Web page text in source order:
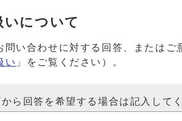
いについて
問い合わせに対する回答、または
い 」をご覧ください）。
回答を希望する場合は記入して